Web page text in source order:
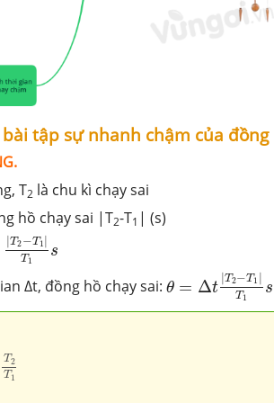
tập sự nhanh chậm của
T2 là chu kì chạy sai
hồ chạy sai |T2-T1 | (s)
T2−T1
T1
s
|T −T |
∆t, đồng hồ chạy sai: θ = Δt
T2−T1
T1
s
2− T1|
T2
T 1
T2